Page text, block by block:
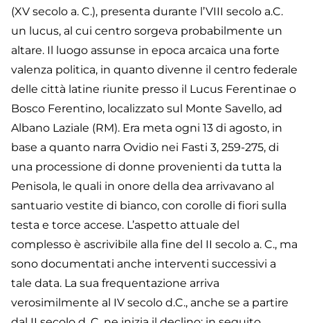
(XV secolo a. C.), presenta durante l’VIII secolo a.C.
un lucus, al cui centro sorgeva probabilmente un
altare. Il luogo assunse in epoca arcaica una forte
valenza politica, in quanto divenne il centro federale
delle città latine riunite presso il Lucus Ferentinae o
Bosco Ferentino, localizzato sul Monte Savello, ad
Albano Laziale (RM). Era meta ogni 13 di agosto, in
base a quanto narra Ovidio nei Fasti 3, 259-275, di
una processione di donne provenienti da tutta la
Penisola, le quali in onore della dea arrivavano al
santuario vestite di bianco, con corolle di fiori sulla
testa e torce accese. L’aspetto attuale del
complesso è ascrivibile alla fine del II secolo a. C., ma
sono documentati anche interventi successivi a
tale data. La sua frequentazione arriva
verosimilmente al IV secolo d.C., anche se a partire